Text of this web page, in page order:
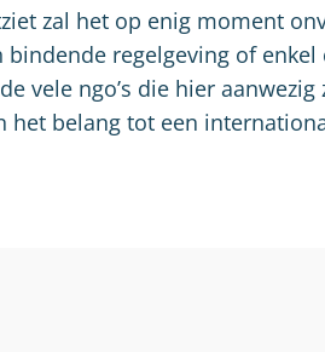
zal het op enig moment
regelgeving of
vele ngo’s die hier
het belang tot een